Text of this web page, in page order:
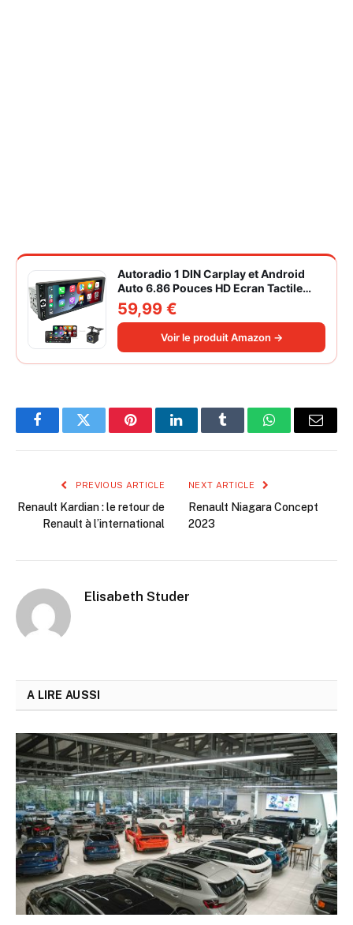
Autoradio 1 DIN Carplay et Android
Auto 6.86 Pouces HD Ecran Tactile
Poste Radio Voiture Soutien Lien
Miroir iOS/Android/Radio FM/USB/EQ
Autoradio Bluetooth Caméra de Recul
59,99 €
Voir le produit Amazon →
FacebookTwitter PinterestLinkedInTumblr WhatsAppEmail
PREVIOUS ARTICLE
Renault Kardian : le retour de
Renault à l’international
NEXT ARTICLE
Renault Niagara Concept
2023
Elisabeth Studer
A LIRE AUSSI